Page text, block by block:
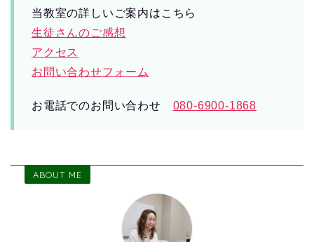
当教室の詳しいご案内はこちら
生徒さんのご感想
アクセス
お問い合わせフォーム
お電話でのお問い合わせ 080-6900-1868
ABOUT ME